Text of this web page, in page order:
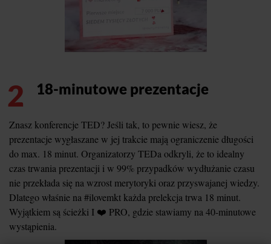
2 18-minutowe prezentacje
Znasz konferencje TED? Jeśli tak, to pewnie wiesz, że
prezentacje wygłaszane w jej trakcie mają ograniczenie długości
do max. 18 minut. Organizatorzy TEDa odkryli, że to idealny
czas trwania prezentacji i w 99% przypadków wydłużanie czasu
nie przekłada się na wzrost merytoryki oraz przyswajanej wiedzy.
Dlatego właśnie na #ilovemkt każda prelekcja trwa 18 minut.
Wyjątkiem są ścieżki I ❤️ PRO, gdzie stawiamy na 40-minutowe
wystąpienia.